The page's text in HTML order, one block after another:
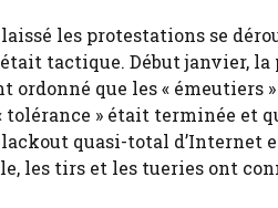
les protestations se
tactique. Début janvier,
que les « émeutiers
tolérance » était terminée et
quasi-total d’Internet
les tirs et les tueries ont